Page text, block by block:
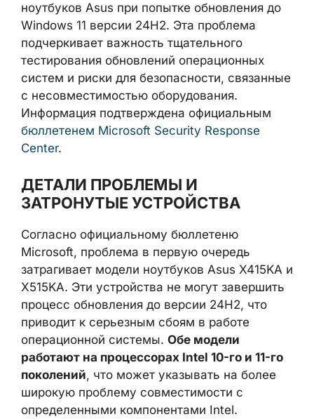
ноутбуков Asus при попытке обновления до
Windows 11 версии 24H2. Эта проблема
подчеркивает важность тщательного
тестирования обновлений операционных
систем и риски для безопасности, связанные
с несовместимостью оборудования.
Информация подтверждена официальным
бюллетенем Microsoft Security Response
Center.
ДЕТАЛИ ПРОБЛЕМЫ И
ЗАТРОНУТЫЕ УСТРОЙСТВА
Согласно официальному бюллетеню
Microsoft, проблема в первую очередь
затрагивает модели ноутбуков Asus X415KA и
X515KA. Эти устройства не могут завершить
процесс обновления до версии 24H2, что
приводит к серьезным сбоям в работе
операционной системы. Обе модели
работают на процессорах Intel 10-го и 11-го
поколений, что может указывать на более
широкую проблему совместимости с
определенными компонентами Intel.